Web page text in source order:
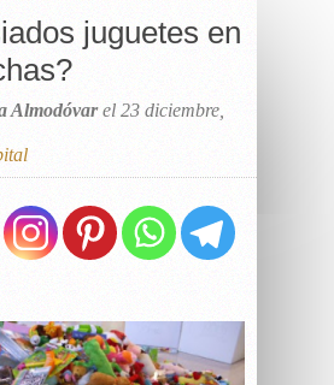
juguetes en
Almodóvarel 23 diciembre,